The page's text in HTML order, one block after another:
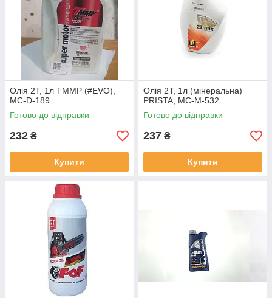
Олія 2T, 1л TMMP (#EVO),
MC-D-189
Готово до відправки
232 ₴
Купити
Олія 2T, 1л (мінеральна)
PRISTA, MC-M-532
Готово до відправки
237 ₴
Купити